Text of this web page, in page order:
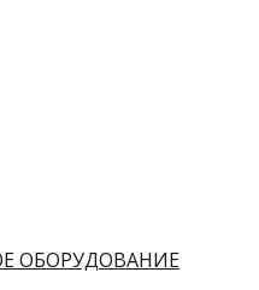
ОБОРУДОВАНИЕ